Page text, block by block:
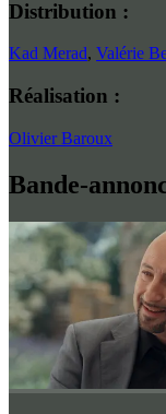
Distribution :
Kad Merad, Valérie
Réalisation :
Olivier Baroux
Bande-